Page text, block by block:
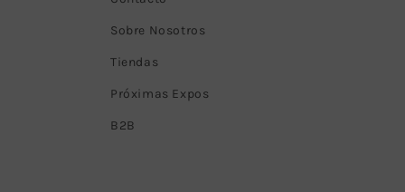
Sobre Nosotros
Tiendas
Próximas Expos
B2B